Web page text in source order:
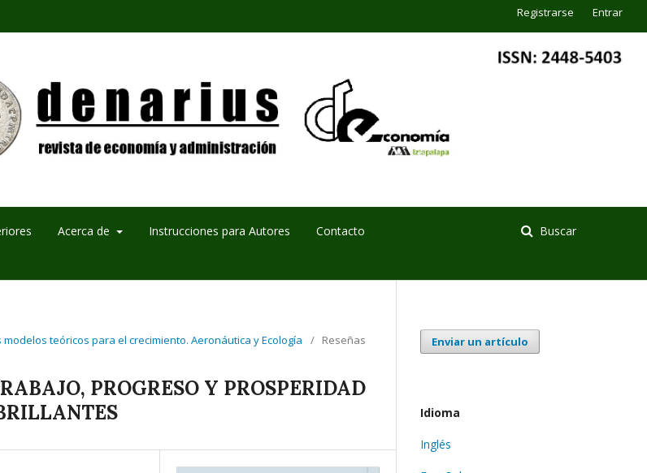
Acerca de Instrucciones para Autores Contacto Buscar
Registrarse Entrar
modelos teóricos para el crecimiento. Aeronáutica y Ecología / Reseñas
PROGRESO Y PROSPERIDAD
Enviar un artículo
Idioma
Inglés